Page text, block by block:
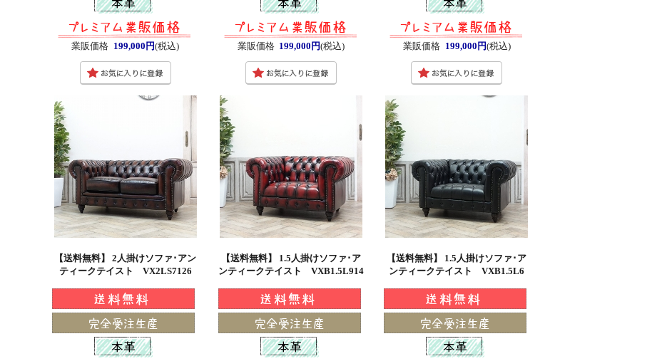
業販価格 199,000円(税込) 業販価格 199,000円(税込) 業販価格 199,000円(税込)
【送料無料】 2人掛けソファ･アン
ティークテイスト VX2LS7126
【送料無料】 1.5人掛けソファ･ア
ンティークテイスト VXB1.5L914
【送料無料】 1.5人掛けソファ･ア
ンティークテイスト VXB1.5L6